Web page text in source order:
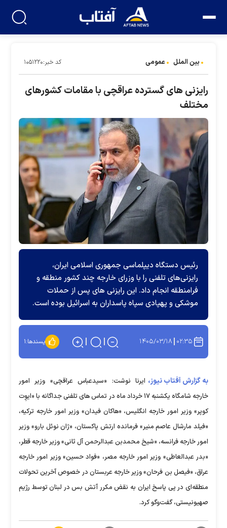
بین الملل عمومی کد خبر:۱۰۵۱۲۲۰
رایزنی های گسترده عراقچی با مقامات کشورهای
مختلف
رئیس دستگاه دیپلماسی جمهوری اسلامی ایران،
رایزنی‌های تلفنی را با وزرای خارجه چند کشور منطقه و
فرامنطقه انجام داد. این رایزنی های پس از حملات
موشکی و پهپادی سپاه پاسداران به اسرائیل بوده است.
۰۲:۳۵ ۱۴۰۵/۰۳/۱۸ پسندها:۱
به گزارش آفتاب نیوز، ایرنا نوشت: «سیدعباس عراقچی» وزیر امور
خارجه شامگاه یکشنبه ۱۷ خرداد ماه در تماس های تلفنی جداگانه با «ایوِت
کوپر» وزیر امور خارجه انگلیس، «هاکان فیدان» وزیر امور خارجه ترکیه،
«فیلد مارشال عاصم منیر» فرمانده ارتش پاکستان، «ژان نوئل بارو» وزیر
امور خارجه فرانسه، «شیخ محمدبن عبدالرحمن آل ثانی» وزیر خارجه قطر،
«بدر عبدالعاطی» وزیر امور خارجه مصر، «فواد حسین» وزیر امور خارجه
عراق، «فیصل بن فرحان» وزیر خارجه عربستان در خصوص آخرین تحولات
منطقه‌ای در پی پاسخ ایران به نقض مکرر آتش بس در لبنان توسط رژیم
صهیونیستی، گفت‌وگو کرد.